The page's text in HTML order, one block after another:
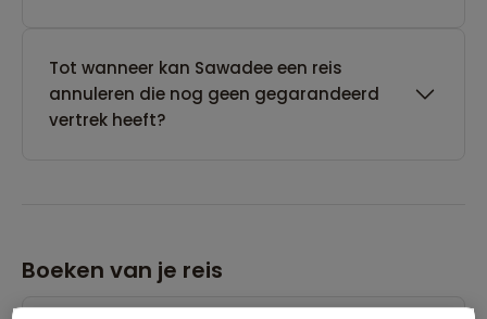
Tot wanneer kan Sawadee een reis
annuleren die nog geen gegarandeerd
vertrek heeft?
Boeken van je reis